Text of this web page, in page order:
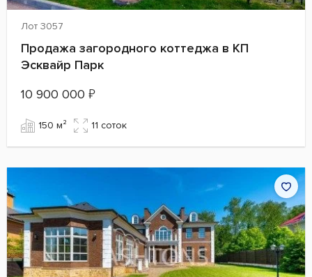
Лот 3057
Продажа загородного коттеджа в КП
Эсквайр Парк
10 900 000 ₽
150 м² 11 cоток